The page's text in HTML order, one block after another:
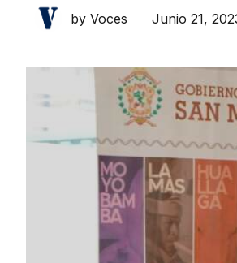
by Voces Junio 21,